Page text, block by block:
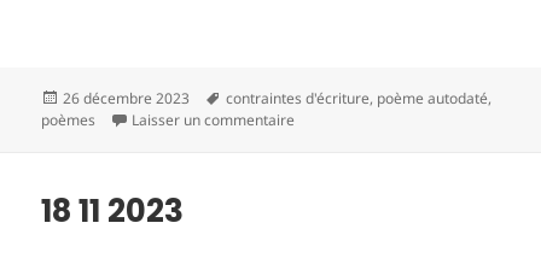
Publié
le
26 décembre 2023
Mots-
clés
contraintes d'écriture, poème autodaté,
poèmes
Laisser un commentaire
18 11 2023